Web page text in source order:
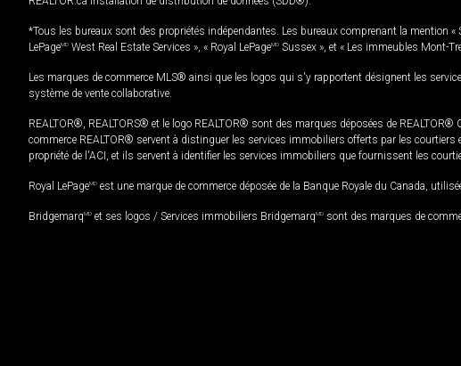
*Tous les bureaux sont des propriétés indépendantes. Les bureaux comprenant la mention «
LePageMD West Real Estate Services », « Royal LePageMD Sussex », et « Les immeubles Mont-
Les marques de commerce MLS® ainsi que les logos qui s'y rapportent désignent les
système de vente collaborative.
REALTOR®, REALTORS® et le logo REALTOR® sont des marques déposées de
commerce REALTOR® servent à distinguer les services immobiliers offerts par les
propriété de l'ACI, et ils servent à identifier les services immobiliers que fournissent les
Royal LePageMD est une marque de commerce déposée de la Banque Royale du Canada,
BridgemarqMD et ses logos / Services immobiliers BridgemarqMD sont des marques de